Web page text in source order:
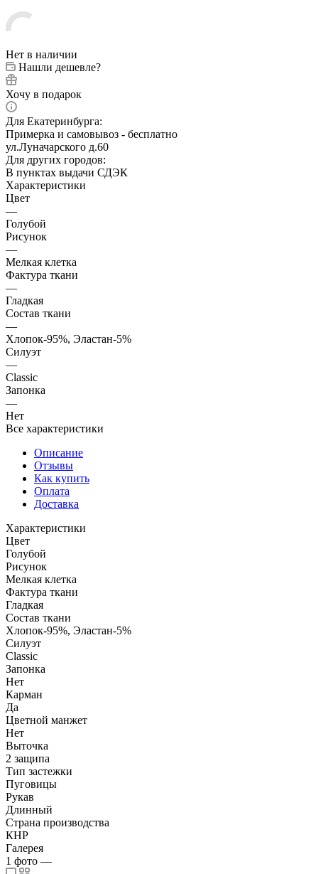
Нет в наличии
Нашли дешевле?
Хочу в подарок
Для Екатеринбурга:
Примерка и самовывоз - бесплатно
ул.Луначарского д.60
Для других городов:
В пунктах выдачи СДЭК
Характеристики
Цвет
—
Голубой
Рисунок
—
Мелкая клетка
Фактура ткани
—
Гладкая
Состав ткани
—
Хлопок-95%, Эластан-5%
Силуэт
—
Classic
Запонка
—
Нет
Все характеристики
Описание
Отзывы
Как купить
Оплата
Доставка
Характеристики
Цвет
Голубой
Рисунок
Мелкая клетка
Фактура ткани
Гладкая
Состав ткани
Хлопок-95%, Эластан-5%
Силуэт
Classic
Запонка
Нет
Карман
Да
Цветной манжет
Нет
Выточка
2 защипа
Тип застежки
Пуговицы
Рукав
Длинный
Страна производства
КНР
Галерея
1 фото —